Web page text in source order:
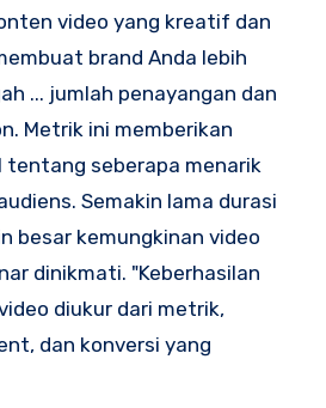
video yang kreatif dan
brand Anda lebih
... jumlah penayangan dan
Metrik ini memberikan
tentang seberapa menarik
Semakin lama durasi
besar kemungkinan video
dinikmati. "Keberhasilan
diukur dari metrik,
dan konversi yang